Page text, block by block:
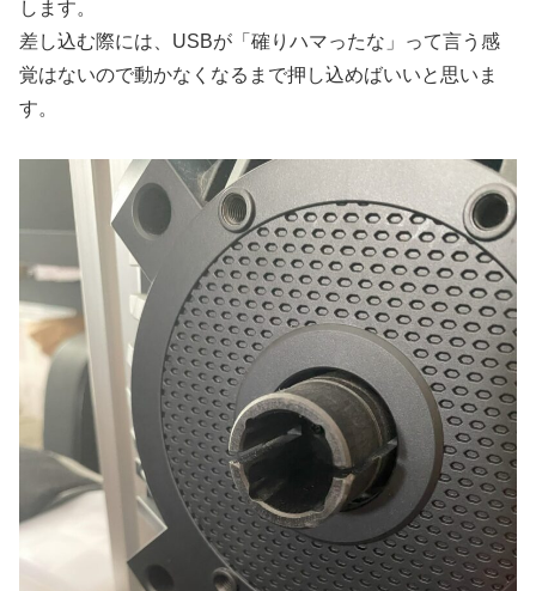
します。
差し込む際には、USBが「確りハマったな」って言う感
覚はないので動かなくなるまで押し込めばいいと思いま
す。